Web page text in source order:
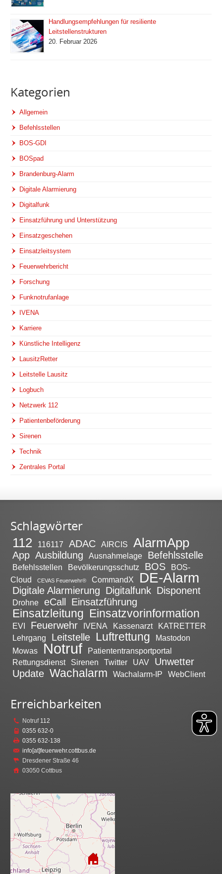
Handlungsempfehlungen für resiliente
Leitstellenstrukturen
20. Februar 2026
Kategorien
Allgemein
Befehlsstellen
BOS-GDI
BOSpad
Brandenburg-Alarm
Digitale Alarmierung
Digitalfunk
Einsatzführung und Unterstützung
Einsatzgeschehen
Einsatzleitsystem
Feuerwehrbericht
Forschung
Funknotrufanlage
IVENA
Karriere
Künstliche Intelligenz
LausitzRetter
Leitstelle Lausitz
Logbuch
Netzwerk 112
Patientenbeförderung
Sirenen
Technik
Zentrales Portal
Schlagwörter
112 116117 ADAC AIRCIS AlarmApp
App Ausbildung Ausnahmelage Befehlsstelle
Befehlsstellen Bevölkerungsschutz BOS
BOS-
Cloud
CEVAS Feuerwehr® CommandX DE-Alarm
Digitale Alarmierung Digitalfunk Disponent
Drohne eCall Einsatzführung
Einsatzleitung Einsatzvorinformation
EVI Feuerwehr IVENA Kassenarzt
KATRETTER
Lehrgang
Leitstelle Luftrettung
Mastodon
Mowas
Notruf
Patiententransportportal
Rettungsdienst
Sirenen Twitter UAV
Unwetter
Update Wachalarm Wachalarm-IP WebClient
Erreichbarkeiten
Notruf 112
0355 632-0
0355 632-138
info[at]feuerwehr.cottbus.de
Dresdener Straße 46
03050 Cottbus